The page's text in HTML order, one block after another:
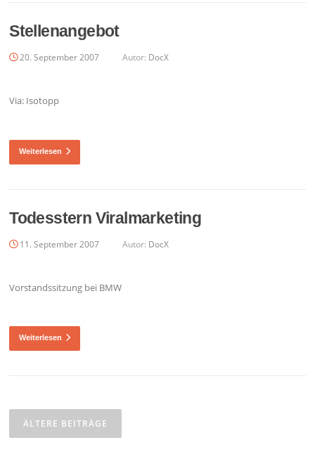
Stellenangebot
20. September 2007 Autor: DocX
Via: Isotopp
Weiterlesen
Todesstern Viralmarketing
11. September 2007 Autor: DocX
Vorstandssitzung bei BMW
Weiterlesen
ÄLTERE BEITRÄGE